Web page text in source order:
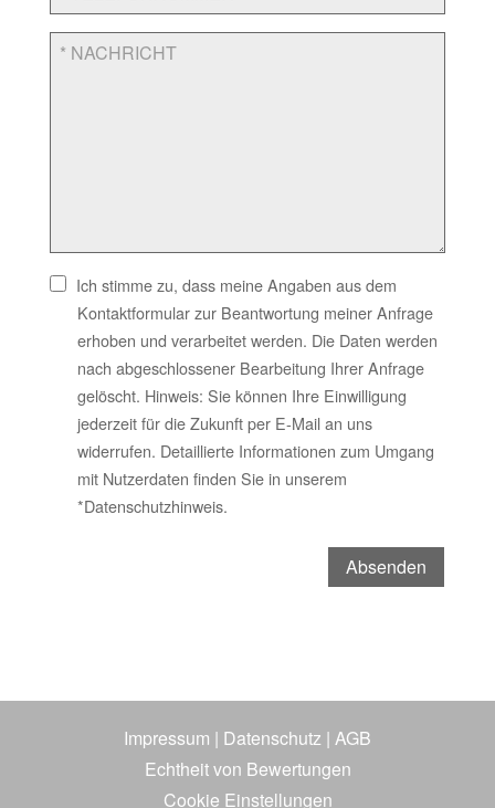
Kontaktformular zur Beantwortung meiner Anfrage
erhoben und verarbeitet werden. Die Daten werden
nach abgeschlossener Bearbeitung Ihrer Anfrage
gelöscht. Hinweis: Sie können Ihre Einwilligung
jederzeit für die Zukunft per E-Mail an uns
widerrufen. Detaillierte Informationen zum Umgang
mit Nutzerdaten finden Sie in unserem
*Datenschutzhinweis.
Impressum | Datenschutz | AGB
Echtheit von Bewertungen
Cookie Einstellungen